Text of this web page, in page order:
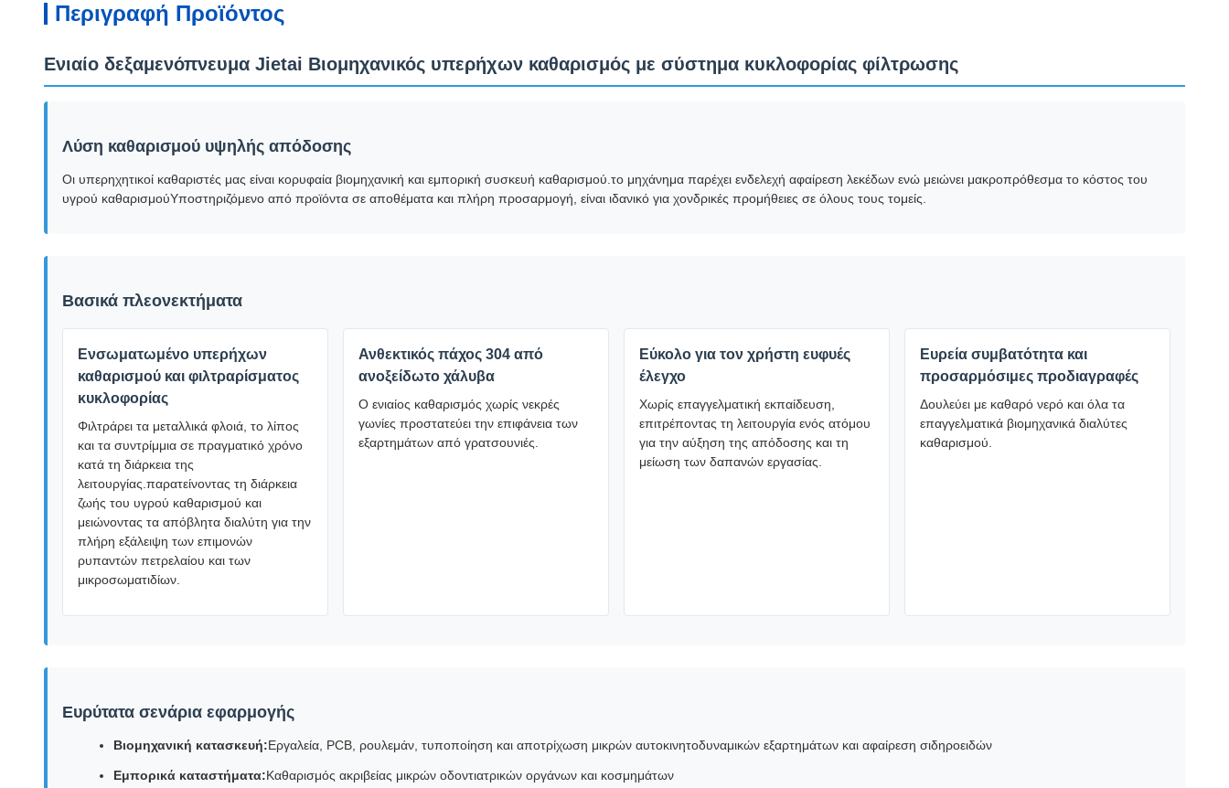
Περιγραφή Προϊόντος
Ενιαίο δεξαμενόπνευμα Jietai Βιομηχανικός υπερήχων καθαρισμός με σύστημα κυκλοφορίας φίλτρωσης
Λύση καθαρισμού υψηλής απόδοσης
Οι υπερηχητικοί καθαριστές μας είναι κορυφαία βιομηχανική και εμπορική συσκευή καθαρισμού.το μηχάνημα παρέχει ενδελεχή αφαίρεση λεκέδων ενώ μειώνει μακροπρόθεσμα το κόστος του
υγρού καθαρισμούΥποστηριζόμενο από προϊόντα σε αποθέματα και πλήρη προσαρμογή, είναι ιδανικό για χονδρικές προμήθειες σε όλους τους τομείς.
Βασικά πλεονεκτήματα
Ενσωματωμένο υπερήχων
καθαρισμού και φιλτραρίσματος
κυκλοφορίας
Φιλτράρει τα μεταλλικά φλοιά, το λίπος
και τα συντρίμμια σε πραγματικό χρόνο
κατά τη διάρκεια της
λειτουργίας.παρατείνοντας τη διάρκεια
ζωής του υγρού καθαρισμού και
μειώνοντας τα απόβλητα διαλύτη για την
πλήρη εξάλειψη των επιμονών
ρυπαντών πετρελαίου και των
μικροσωματιδίων.
Ανθεκτικός πάχος 304 από
ανοξείδωτο χάλυβα
Ο ενιαίος καθαρισμός χωρίς νεκρές
γωνίες προστατεύει την επιφάνεια των
εξαρτημάτων από γρατσουνιές.
Εύκολο για τον χρήστη ευφυές
έλεγχο
Χωρίς επαγγελματική εκπαίδευση,
επιτρέποντας τη λειτουργία ενός ατόμου
για την αύξηση της απόδοσης και τη
μείωση των δαπανών εργασίας.
Ευρεία συμβατότητα και
προσαρμόσιμες προδιαγραφές
Δουλεύει με καθαρό νερό και όλα τα
επαγγελματικά βιομηχανικά διαλύτες
καθαρισμού.
Ευρύτατα σενάρια εφαρμογής
Βιομηχανική κατασκευή:Εργαλεία, PCB, ρουλεμάν, τυποποίηση και αποτρίχωση μικρών αυτοκινητοδυναμικών εξαρτημάτων και αφαίρεση σιδηροειδών
Εμπορικά καταστήματα:Καθαρισμός ακριβείας μικρών οδοντιατρικών οργάνων και κοσμημάτων